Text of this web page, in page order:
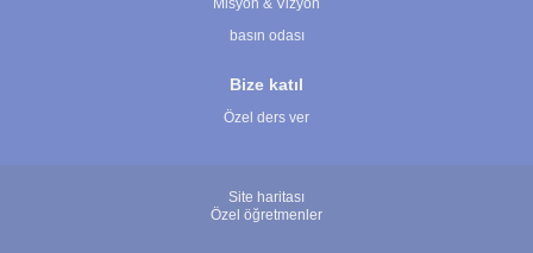
Misyon & Vizyon
basın odası
Bize katıl
Özel ders ver
Site haritası
Özel öğretmenler